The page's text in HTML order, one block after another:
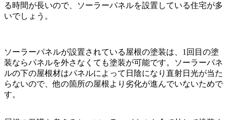
る時間が長いので、ソーラーパネルを設置している住宅が多
いでしょう。
ソーラーパネルが設置されている屋根の塗装は、1回目の塗
装ならパネルを外さなくても塗装が可能です。ソーラーパネ
ルの下の屋根材はパネルによって日陰になり直射日光が当た
らないので、他の箇所の屋根より劣化が進んでいないためで
す。